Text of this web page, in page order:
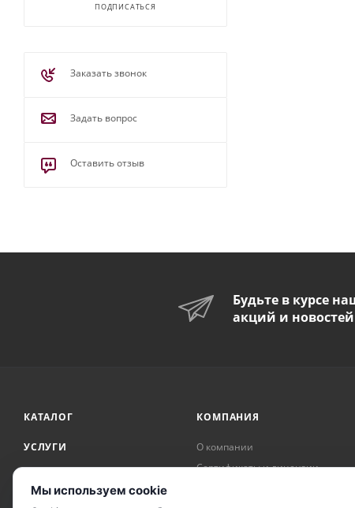
ПОДПИСАТЬСЯ
Заказать звонок
Задать вопрос
Оставить отзыв
Будьте в курсе
акций и новостей
КАТАЛОГ
УСЛУГИ
КОМПАНИЯ
О компании
Сертификаты и лицензии
Мы используем cookie